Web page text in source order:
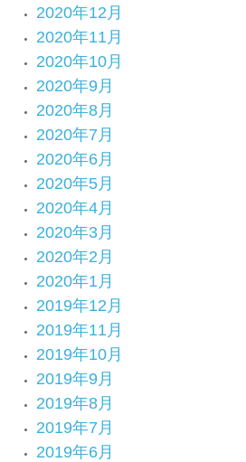
2020年12月
2020年11月
2020年10月
2020年9月
2020年8月
2020年7月
2020年6月
2020年5月
2020年4月
2020年3月
2020年2月
2020年1月
2019年12月
2019年11月
2019年10月
2019年9月
2019年8月
2019年7月
2019年6月